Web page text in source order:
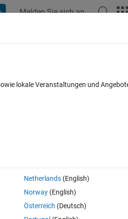
Melden Sie sich an
a sensor ?
0 Stimmen
signal. The problem is my predicted
lokale Veranstaltungen und
Netherlands(English)
Norway(English)
Österreich (Deutsch)